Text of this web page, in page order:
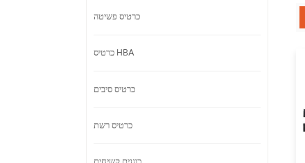
כרטיס פשיטה
כרטיס HBA
כרטיס סיבים
כרטיס רשת